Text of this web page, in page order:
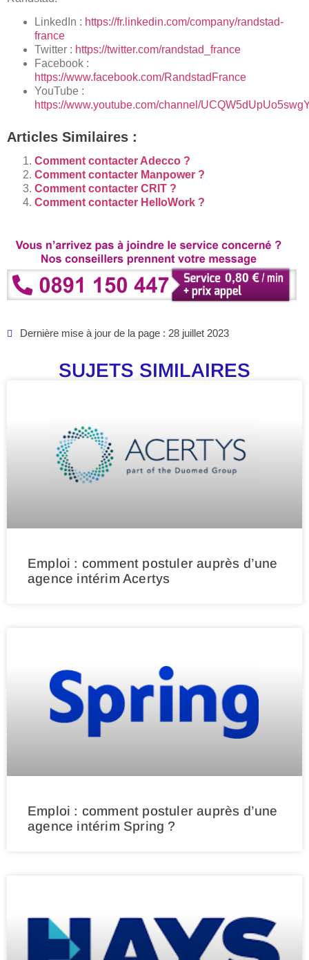
LinkedIn : https://fr.linkedin.com/company/randstad-
france
Twitter : https://twitter.com/randstad_france
Facebook :
https://www.facebook.com/RandstadFrance
YouTube :
https://www.youtube.com/channel/
Articles Similaires :
Comment contacter Adecco ?
Comment contacter Manpower ?
Comment contacter CRIT ?
Comment contacter HelloWork ?
Dernière mise à jour de la page : 28 juillet 2023
SUJETS SIMILAIRES
Emploi : comment postuler auprès d’une
agence intérim Acertys
Emploi : comment postuler auprès d’une
agence intérim Spring ?